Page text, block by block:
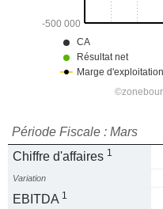
Période Fiscale : Mars
Chiffre d'affaires 1
Variation
EBITDA 1